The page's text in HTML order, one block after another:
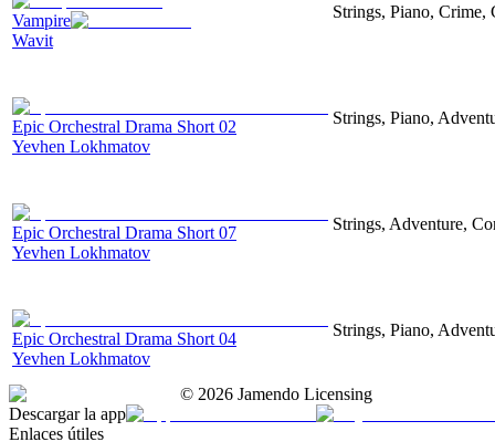
Vampire
Wavit
Strings, Piano, Crime,
Epic Orchestral Drama Short 02
Yevhen Lokhmatov
Strings, Piano,
Epic Orchestral Drama Short 07
Yevhen Lokhmatov
Strings, Adventure,
Epic Orchestral Drama Short 04
Yevhen Lokhmatov
Strings, Piano,
© 2026 Jamendo Licensing
Descargar la app
Enlaces útiles